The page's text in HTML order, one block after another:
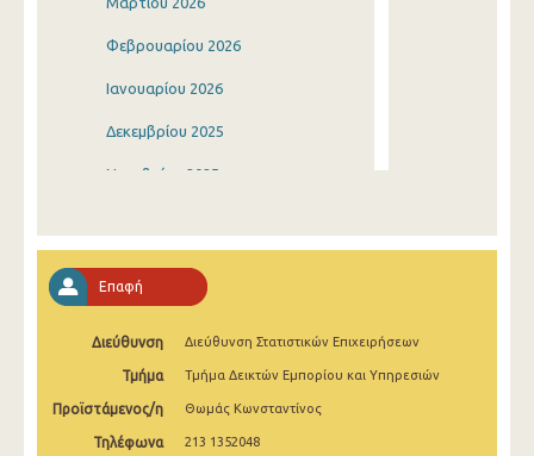
Φεβρουαρίου 2026
Ιανουαρίου 2026
Δεκεμβρίου 2025
Νοεμβρίου 2025
Αυγούστου 2025
Ιουλίου 2025
Ιουνίου 2025
Μαΐου 2025
Επαφή
Διεύθυνση Διεύθυνση Στατιστικών Επιχειρήσεων
Τμήμα Τμήμα Δεικτών Εμπορίου και Υπηρεσιών
Προϊστάμενος/η Θωμάς Κωνσταντίνος
Τηλέφωνα 213 1352048